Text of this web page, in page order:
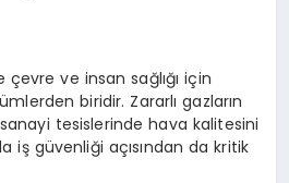
çevre ve insan sağlığı için
biridir. Zararlı gazların
tesislerinde hava kalitesini
iş güvenliği açısından da kritik